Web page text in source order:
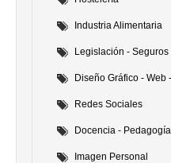
Industria Alimentaria
Legislación - Seguros
Diseño Gráfico - Web
Redes Sociales
Docencia -
Imagen Personal